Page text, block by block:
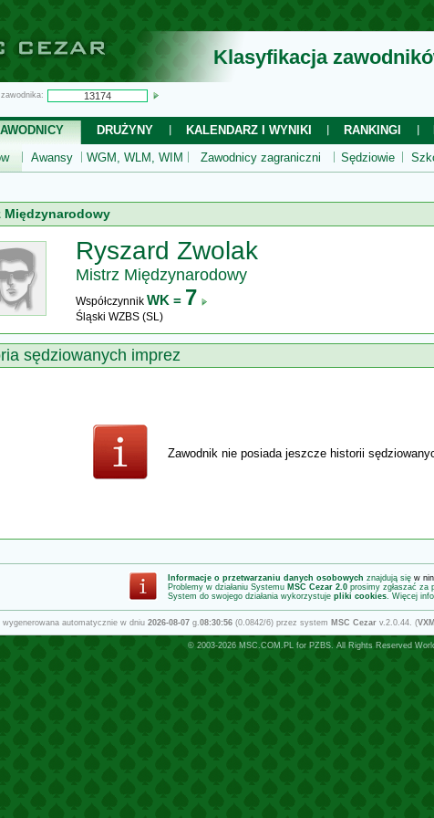
Klasyfikacja
DRUŻYNY KALENDARZ I WYNIKI RANKINGI
Awansy WGM, WLM, WIM Zawodnicy zagraniczni Sędziowie
Międzynarodowy
Ryszard Zwolak
Mistrz Międzynarodowy
Współczynnik WK = 7
Śląski WZBS (SL)
sędziowanych imprez
Zawodnik nie posiada jeszcze historii
Informacje o przetwarzaniu danych osobowych znajdują się w
Problemy w działaniu Systemu MSC Cezar 2.0 prosimy zgłaszać za
System do swojego działania wykorzystuje pliki cookies. Więcej
wygenerowana automatycznie w dniu 2026-08-07 g.08:30:56 (0.0842/6) przez system MSC Cezar v.2.0.44. (
© 2003-2026 MSC.COM.PLfor PZBS. All Rights Reserved